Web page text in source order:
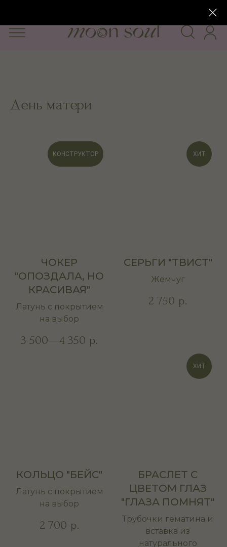
День матери
КОНСТРУКТОР
ЧОКЕР
"ОПОЗДАЛА, НО
КРАСИВАЯ"
Латунь с покрытием
на выбор
3 500—4 350 р.
ХИТ
СЕРЬГИ "ТВИСТ"
Жемчуг
2 750 р.
КОЛЬЦО "БЕЙС"
Латунь с покрытием
на выбор
2 700 р.
ХИТ
БРАСЛЕТ С
ЦВЕТОМ ГЛАЗ
"ГЛАЗА ПОМНЯТ"
Трубочки гематина и
вставка из
натурального